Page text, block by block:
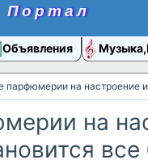
Портал
Объявления
парфюмерии на настроение
на